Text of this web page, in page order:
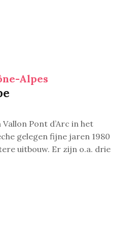
Alpes
Vallon Pont d’Arc in het
gelegen fijne jaren 1980
uitbouw. Er zijn o.a. drie